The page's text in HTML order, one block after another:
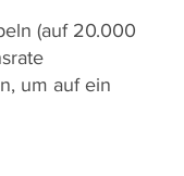
(auf 20.000
um auf ein